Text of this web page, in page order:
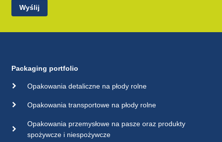
Wyślij
Packaging portfolio
Opakowania detaliczne na płody rolne
Opakowania transportowe na płody rolne
Opakowania przemysłowe na pasze oraz produkty
spożywcze i niespożywcze